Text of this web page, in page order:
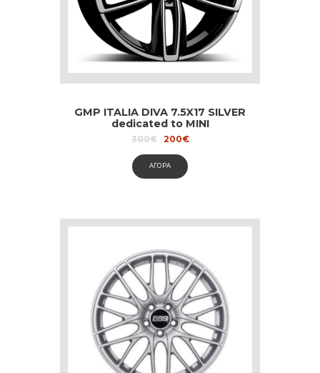
GMP ITALIA DIVA 7.5X17 SILVER
dedicated to MINI
300€
Original
was:
300€.
200€Current
ΑΓΟΡΑ